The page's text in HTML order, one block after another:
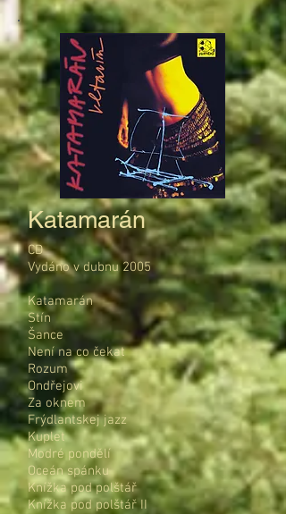
Katamarán
CD
Vydáno v dubnu 2005
Katamarán
Stín
Šance
Není na co čekat
Rozum
Ondřejovi
Za oknem
Frýdlantskej jazz
Kuplet
Modré pondělí
Oceán spánku
Knížka pod polštář
Knížka pod polštář II